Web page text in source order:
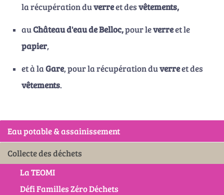
la récupération duverreet desvêtements,
auChâteau d'eau de Belloc,pour leverreet le
papier,
et à laGare, pour la récupération duverreet des
vêtements.
Eau potable & assainissement
Collecte des déchets
La TEOMI
Défi Familles Zéro Déchets